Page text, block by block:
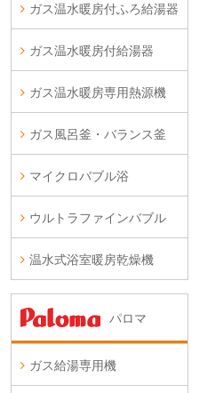
ガス温水暖房付ふろ給湯器
ガス温水暖房付給湯器
ガス温水暖房専用熱源機
ガス風呂釜・バランス釜
マイクロバブル浴
ウルトラファインバブル
温水式浴室暖房乾燥機
パロマ
ガス給湯専用機